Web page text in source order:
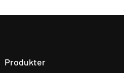
Produkter